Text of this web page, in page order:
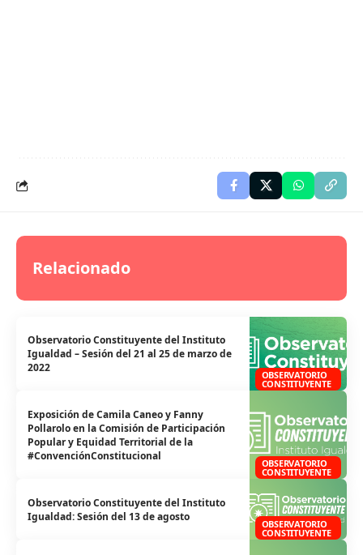
Relacionado
OBSERVATORIO
CONSTITUYENTE
Observatorio Constituyente del Instituto
Igualdad – Sesión del 21 al 25 de marzo de
2022
OBSERVATORIO
CONSTITUYENTE
Exposición de Camila Caneo y Fanny
Pollarolo en la Comisión de Participación
Popular y Equidad Territorial de la
#ConvenciónConstitucional
OBSERVATORIO
CONSTITUYENTE
Observatorio Constituyente del Instituto
Igualdad: Sesión del 13 de agosto